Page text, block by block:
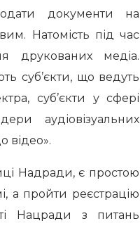
документи на
Натомість під час
друкованих медіа.
суб’єкти, що ведуть
суб’єкти у сфері
аудіовізуальних
відео».
Надради, є простою
а пройти реєстрацію
Нацради з питань